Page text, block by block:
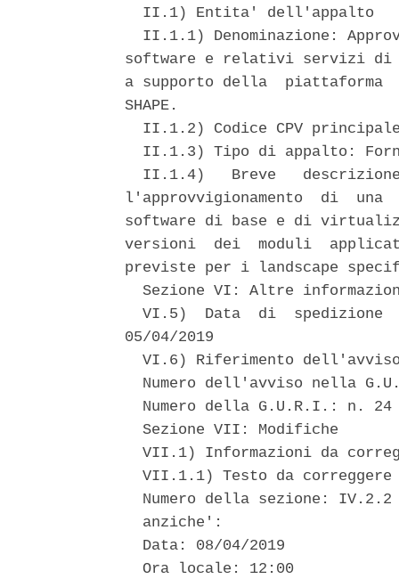
  II.1) Entita' dell'appalto
II.1.1) Denominazione:
software e relativi servizi di
a supporto della  piattaforma
SHAPE.
II.1.2) Codice CPV
II.1.3) Tipo di appalto:
II.1.4)   Breve
l'approvvigionamento  di
software di base e di
versioni  dei  moduli
previste per i landscape
Sezione VI: Altre
VI.5)  Data  di  spedizione
05/04/2019
VI.6) Riferimento
Numero dell'avviso nella
Numero della G.U.R.I.: n.
  Sezione VII: Modifiche
VII.1) Informazioni da
VII.1.1) Testo da
Numero della sezione:
  anziche':
  Data: 08/04/2019
  Ora locale: 12:00